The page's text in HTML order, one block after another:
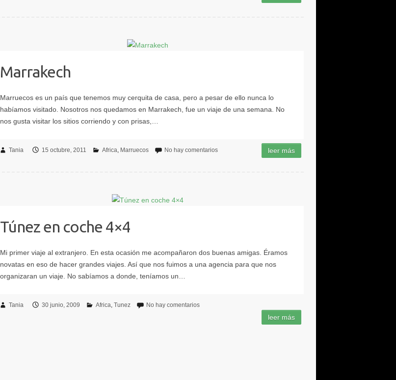
Marrakech
Tania 15 octubre, 2011 Africa Marruecos No hay comentarios
Túnez en coche 4×4
Tania 30 junio, 2009 Africa Tunez No hay comentarios